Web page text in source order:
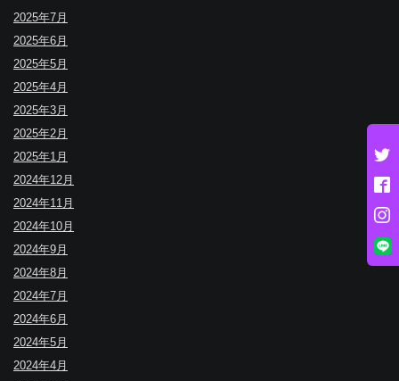
2025年7月
2025年6月
2025年5月
2025年4月
2025年3月
2025年2月
2025年1月
2024年12月
2024年11月
2024年10月
2024年9月
2024年8月
2024年7月
2024年6月
2024年5月
2024年4月